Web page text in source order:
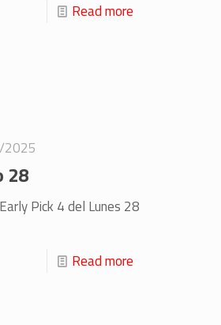
Read more
28
Pick 4 del Lunes 28
Read more